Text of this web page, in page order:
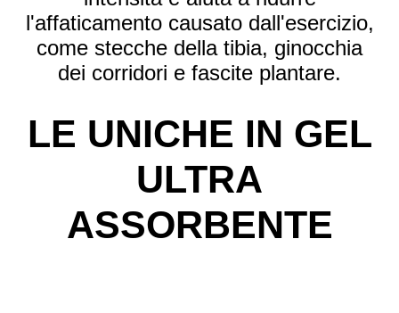
l'affaticamento causato dall'esercizio,
come stecche della tibia, ginocchia
dei corridori e fascite plantare.
LE UNICHE IN GEL
ULTRA
ASSORBENTE